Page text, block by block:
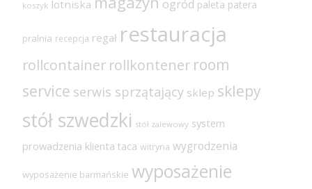
koszyk lotniska ogród paleta patera
pralnia recepcja regał restauracja
rollcontainer rollkontener room
service serwis sprzątający sklep sklepy
stół szwedzki stół zalewowy system
prowadzenia klienta taca witryna wygrodzenia
wyposażenie barmańskie wyposażenie